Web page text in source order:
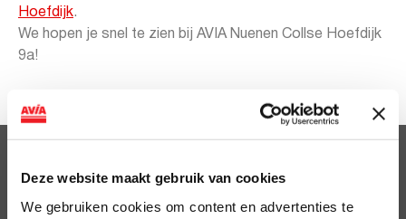
Deze website maakt gebruik van cookies
We gebruiken cookies om content en advertenties te
Hoefdijk.
We hopen je snel te zien bij AVIA Nuenen Collse Hoefdijk
9a!